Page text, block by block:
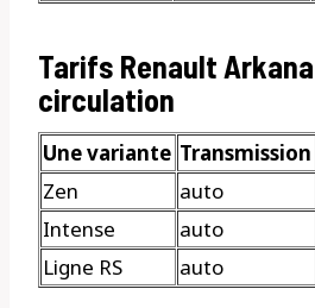
Tarifs Renault
circulation
Une variante Transmission
Zen
auto
Intense
auto
Ligne RS
auto